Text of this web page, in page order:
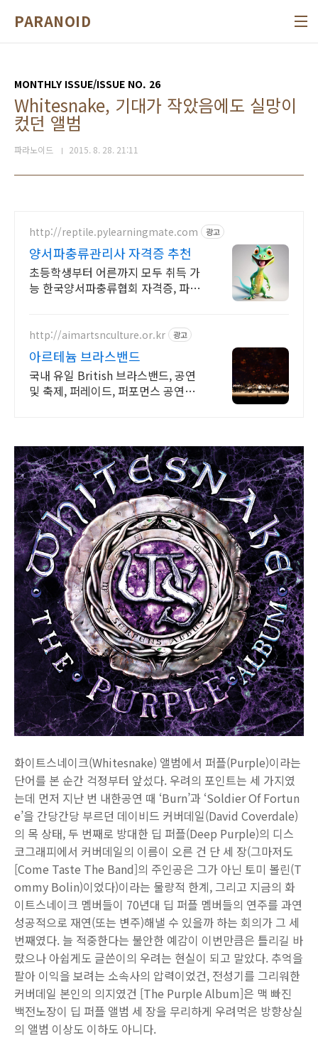
PARANOID
MONTHLY ISSUE/ISSUE NO. 26
Whitesnake, 기대가 작았음에도 실망이
컸던 앨범
파라노이드 2015. 8. 28. 21:11
http://reptile.pylearningmate.com 광고
양서파충류관리사 자격증 추천
초등학생부터 어른까지 모두 취득 가
능 한국양서파충류협회 자격증, 파충
http://aimartsnculture.or.kr 광고
아르테늄 브라스밴드
국내 유일 British 브라스밴드, 공연
및 축제, 퍼레이드, 퍼포먼스 공연섭
화이트스네이크(Whitesnake) 앨범에서 퍼플(Purple)이라는
단어를 본 순간 걱정부터 앞섰다. 우려의 포인트는 세 가지였
는데 먼저 지난 번 내한공연 때 ‘Burn’과 ‘Soldier Of Fortun
e’을 간당간당 부르던 데이비드 커버데일(David Coverdale)
의 목 상태, 두 번째로 방대한 딥 퍼플(Deep Purple)의 디스
코그래피에서 커버데일의 이름이 오른 건 단 세 장(그마저도
[Come Taste The Band]의 주인공은 그가 아닌 토미 볼린(T
ommy Bolin)이었다)이라는 물량적 한계, 그리고 지금의 화
이트스네이크 멤버들이 70년대 딥 퍼플 멤버들의 연주를 과연
성공적으로 재연(또는 변주)해낼 수 있을까 하는 회의가 그 세
번째였다. 늘 적중한다는 불안한 예감이 이번만큼은 틀리길 바
랐으나 아쉽게도 글쓴이의 우려는 현실이 되고 말았다. 추억을
팔아 이익을 보려는 소속사의 압력이었건, 전성기를 그리워한
커버데일 본인의 의지였건 [The Purple Album]은 맥 빠진
백전노장이 딥 퍼플 앨범 세 장을 무리하게 우려먹은 방향상실
의 앨범 이상도 이하도 아니다.